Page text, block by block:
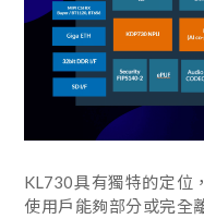
KL730具有獨特的定位
使用戶能夠部分或完全